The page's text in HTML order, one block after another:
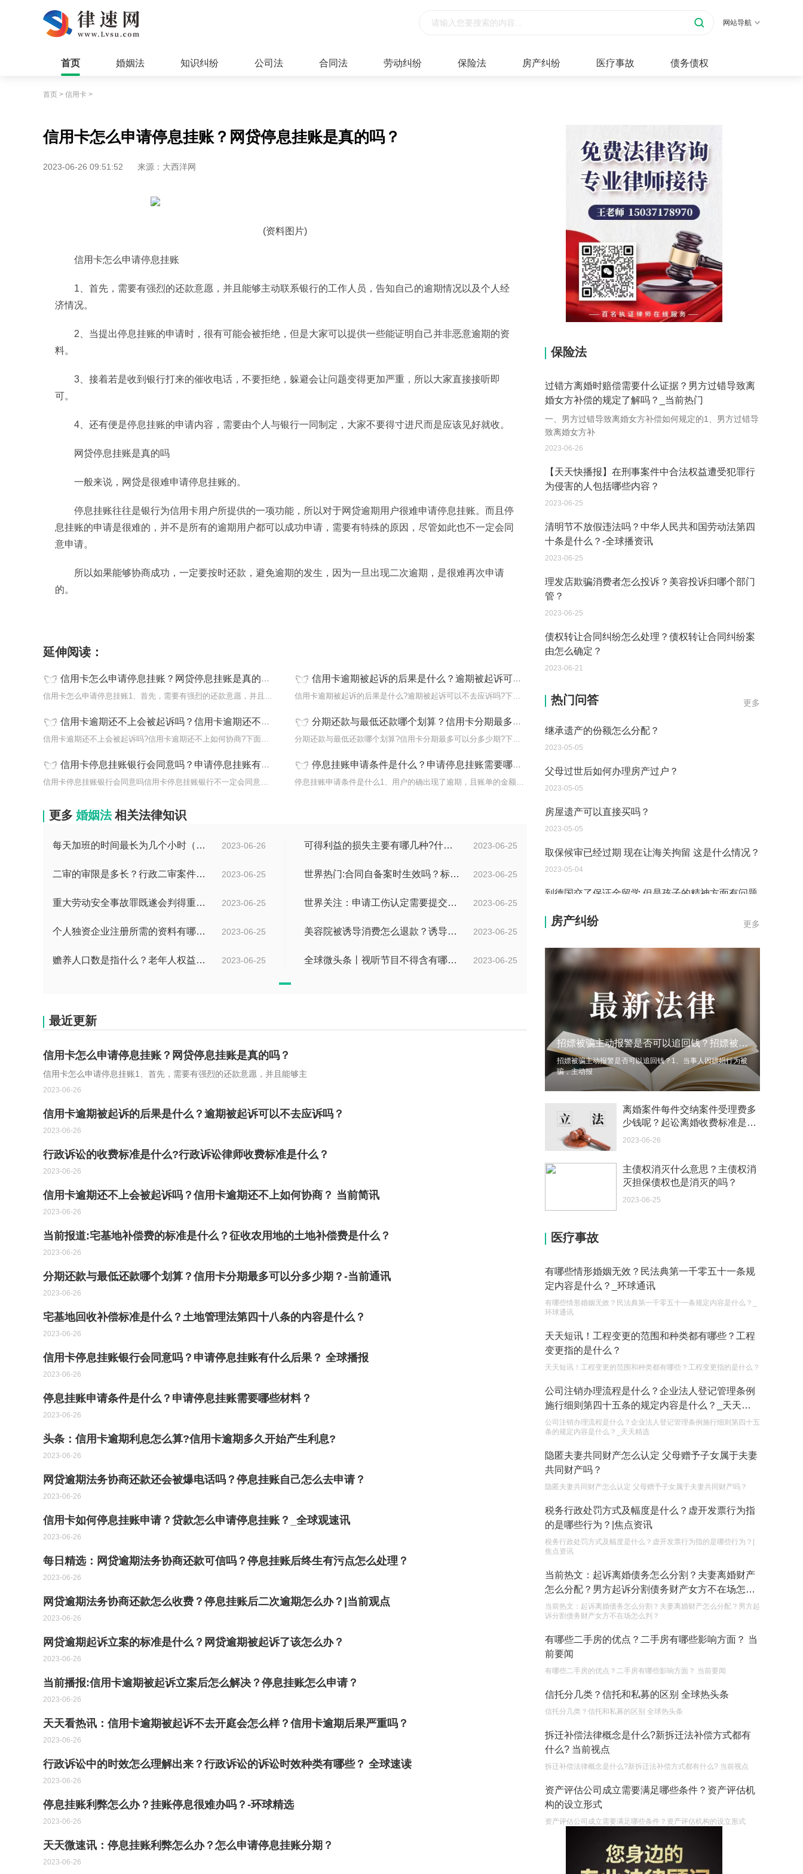
网站导航
首页 婚姻法 知识纠纷 公司法 合同法 劳动纠纷 保险法 房产纠纷 医疗事故 债务债权
首页 > 信用卡 >
信用卡怎么申请停息挂账？网贷停息挂账是真的吗？
2023-06-26 09:51:52 来源：大西洋网
(资料图片)
信用卡怎么申请停息挂账
1、首先，需要有强烈的还款意愿，并且能够主动联系银行的工作人员，告知自己的逾期情况以及个人经
济情况。
2、当提出停息挂账的申请时，很有可能会被拒绝，但是大家可以提供一些能证明自己并非恶意逾期的资
料。
3、接着若是收到银行打来的催收电话，不要拒绝，躲避会让问题变得更加严重，所以大家直接接听即
可。
4、还有便是停息挂账的申请内容，需要由个人与银行一同制定，大家不要得寸进尺而是应该见好就收。
网贷停息挂账是真的吗
一般来说，网贷是很难申请停息挂账的。
停息挂账往往是银行为信用卡用户所提供的一项功能，所以对于网贷逾期用户很难申请停息挂账。而且停
息挂账的申请是很难的，并不是所有的逾期用户都可以成功申请，需要有特殊的原因，尽管如此也不一定会同
意申请。
所以如果能够协商成功，一定要按时还款，避免逾期的发生，因为一旦出现二次逾期，是很难再次申请
的。
延伸阅读：
信用卡怎么申请停息挂账？网贷停息挂账是真的吗？
信用卡怎么申请停息挂账1、首先，需要有强烈的还款意愿，并且能够主
信用卡逾期被起诉的后果是什么？逾期被起诉可以不去应诉吗？
信用卡逾期被起诉的后果是什么?逾期被起诉可以不去应诉吗?下面是小
信用卡逾期还不上会被起诉吗？信用卡逾期还不上如何协商？ 当前简讯
信用卡逾期还不上会被起诉吗?信用卡逾期还不上如何协商?下面是小编
分期还款与最低还款哪个划算？信用卡分期最多可以分多少期？-当前通讯
分期还款与最低还款哪个划算?信用卡分期最多可以分多少期?下面是小
信用卡停息挂账银行会同意吗？申请停息挂账有什么后果？ 全球播报
信用卡停息挂账银行会同意吗信用卡停息挂账银行不一定会同意。我们
停息挂账申请条件是什么？申请停息挂账需要哪些材料？
停息挂账申请条件是什么1、用户的确出现了逾期，且账单的金额超过了
更多 婚姻法 相关法律知识
2023-06-26
每天加班的时间最长为几个小时（每周加班不能超过多少小时） 2023-06-25
可得利益的损失主要有哪几种?什么是可得利益？|天天速读
2023-06-25
二审的审限是多长？行政二审案件的一般处理规则是什么? 2023-06-25
世界热门:合同自备案时生效吗？标书中的合同需要全部放上去吗？
2023-06-25
重大劳动安全事故罪既遂会判得重吗？重大劳动安全事故罪与玩忽职守罪的界限是什么？_世界速看 2023-06-25
世界关注：申请工伤认定需要提交哪些材料？提出工伤认定申请依据是什么？
2023-06-25
个人独资企业注册所需的资料有哪些？ 2023-06-25
美容院被诱导消费怎么退款？诱导消费多少钱可以立案？ 当前短讯
2023-06-25
赡养人口数是指什么？老年人权益保障法第十四条的内容是什么？ 2023-06-25
全球微头条丨视听节目不得含有哪些内容？网络视听监管新规的内容是什么？
最近更新
信用卡怎么申请停息挂账？网贷停息挂账是真的吗？
信用卡怎么申请停息挂账1、首先，需要有强烈的还款意愿，并且能够主
2023-06-26
信用卡逾期被起诉的后果是什么？逾期被起诉可以不去应诉吗？
2023-06-26
行政诉讼的收费标准是什么?行政诉讼律师收费标准是什么？
2023-06-26
信用卡逾期还不上会被起诉吗？信用卡逾期还不上如何协商？ 当前简讯
2023-06-26
当前报道:宅基地补偿费的标准是什么？征收农用地的土地补偿费是什么？
2023-06-26
分期还款与最低还款哪个划算？信用卡分期最多可以分多少期？-当前通讯
2023-06-26
宅基地回收补偿标准是什么？土地管理法第四十八条的内容是什么？
2023-06-26
信用卡停息挂账银行会同意吗？申请停息挂账有什么后果？ 全球播报
2023-06-26
停息挂账申请条件是什么？申请停息挂账需要哪些材料？
2023-06-26
头条：信用卡逾期利息怎么算?信用卡逾期多久开始产生利息?
2023-06-26
网贷逾期法务协商还款还会被爆电话吗？停息挂账自己怎么去申请？
2023-06-26
信用卡如何停息挂账申请？贷款怎么申请停息挂账？_全球观速讯
2023-06-26
每日精选：网贷逾期法务协商还款可信吗？停息挂账后终生有污点怎么处理？
2023-06-26
网贷逾期法务协商还款怎么收费？停息挂账后二次逾期怎么办？|当前观点
2023-06-26
网贷逾期起诉立案的标准是什么？网贷逾期被起诉了该怎么办？
2023-06-26
当前播报:信用卡逾期被起诉立案后怎么解决？停息挂账怎么申请？
2023-06-26
天天看热讯：信用卡逾期被起诉不去开庭会怎么样？信用卡逾期后果严重吗？
2023-06-26
行政诉讼中的时效怎么理解出来？行政诉讼的诉讼时效种类有哪些？ 全球速读
2023-06-26
停息挂账利弊怎么办？挂账停息很难办吗？-环球精选
2023-06-26
天天微速讯：停息挂账利弊怎么办？怎么申请停息挂账分期？
2023-06-26
保险法
过错方离婚时赔偿需要什么证据？男方过错导致离
婚女方补偿的规定了解吗？_当前热门
一、男方过错导致离婚女方补偿如何规定的1、男方过错导
致离婚女方补
2023-06-26
【天天快播报】在刑事案件中合法权益遭受犯罪行
为侵害的人包括哪些内容？
2023-06-25
清明节不放假违法吗？中华人民共和国劳动法第四
十条是什么？-全球播资讯
2023-06-25
理发店欺骗消费者怎么投诉？美容投诉归哪个部门
管？
2023-06-25
债权转让合同纠纷怎么处理？债权转让合同纠纷案
由怎么确定？
2023-06-21
更多
热门问答
继承遗产的份额怎么分配？
父母过世后如何办理房产过户？
2023-05-05
房屋遗产可以直接买吗？
2023-05-05
取保候审已经过期 现在让海关拘留 这是什么情况？
2023-05-04
到德国交了保证金留学 但是孩子的精神方面有问题
保证金可以拿回来吗？
2023-05-04
2023-05-04
您好：请问从国外进口的费钢税率是多少？非常感
谢！
2023-05-04
外国旅游签证可以在中国大使馆登记结婚吗？
2023-05-04
我可以在苏州申请护照吗？我所在的地方是云南
2023-05-04
你好 我想问一下外国人来这里工作没有护照该怎么
2023-05-04
如何续签居住证 我的1月7日到期
中介说商务签转工作签证合法吗 应该向哪个国家机
你好 我需要申请去美国结婚的签证 过程是什么？
代理权的产生原因是什么？当我国没有外贸经营权
的企业委托外贸公司进出口贸易时，相关当事人的
权利和责任是什么？
2023-05-04
单纯的遗产赠要缴税吗？
2023-05-05
遗产继承必须要公证吗？
2023-05-05
更多
房产纠纷
招嫖被骗主动报警是否可以追回钱？招嫖被骗要备案吗？
招嫖被骗主动报警是否可以追回钱？1、当事人因嫖娼行为被
骗，主动报
离婚案件每件交纳案件受理费多
少钱呢？起讼离婚收费标准是什
么呢？ 焦点资讯
2023-06-26
主债权消灭什么意思？主债权消
灭担保债权也是消灭的吗？
2023-06-25
医疗事故
有哪些情形婚姻无效？民法典第一千零五十一条规
定内容是什么？_环球通讯
有哪些情形婚姻无效？民法典第一千零五十一条规定内容是什么？_
环球通讯
天天短讯！工程变更的范围和种类都有哪些？工程
变更指的是什么？
天天短讯！工程变更的范围和种类都有哪些？工程变更指的是什么？
公司注销办理流程是什么？企业法人登记管理条例
施行细则第四十五条的规定内容是什么？_天天精
选
公司注销办理流程是什么？企业法人登记管理条例施行细则第四十五
条的规定内容是什么？_天天精选
隐匿夫妻共同财产怎么认定 父母赠予子女属于夫妻
共同财产吗？
隐匿夫妻共同财产怎么认定 父母赠予子女属于夫妻共同财产吗？
税务行政处罚方式及幅度是什么？虚开发票行为指
的是哪些行为？|焦点资讯
税务行政处罚方式及幅度是什么？虚开发票行为指的是哪些行为？|
焦点资讯
当前热文：起诉离婚债务怎么分割？夫妻离婚财产
怎么分配？男方起诉分割债务财产女方不在场怎么
判？
当前热文：起诉离婚债务怎么分割？夫妻离婚财产怎么分配？男方起
诉分割债务财产女方不在场怎么判？
有哪些二手房的优点？二手房有哪些影响方面？ 当
前要闻
有哪些二手房的优点？二手房有哪些影响方面？ 当前要闻
信托分几类？信托和私募的区别 全球热头条
信托分几类？信托和私募的区别 全球热头条
拆迁补偿法律概念是什么?新拆迁法补偿方式都有
什么? 当前视点
拆迁补偿法律概念是什么?新拆迁法补偿方式都有什么? 当前视点
资产评估公司成立需要满足哪些条件？资产评估机
构的设立形式
资产评估公司成立需要满足哪些条件？资产评估机构的设立形式